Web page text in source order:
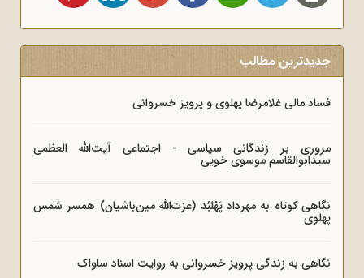
جدیدترین مطالب
فساد مالی غلامرضا پهلوی و پرویز خسروانی
مروری بر زندگانی سیاسی - اجتماعی آیت‌الله العظمی
سیدابوالقاسم موسوی خویی
نگاهی کوتاه به مهرداد پَهْلبُد (عزت‌الله مین‌باشیان) همسر شمس
پهلوی
نگاهی به زندگی پرویز خسروانی به روایت اسناد ساواک